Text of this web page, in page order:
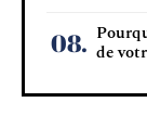
de